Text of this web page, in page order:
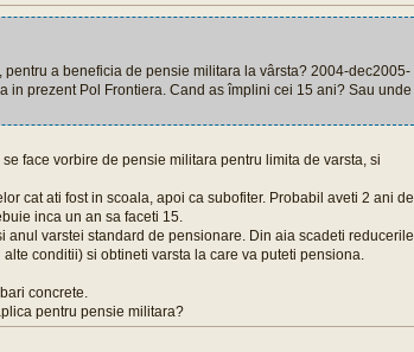
a beneficia de pensie militara la vârsta? 2004-dec2005-
prezent Pol Frontiera. Cand as împlini cei 15 ani? Sau unde
face vorbire de pensie militara pentru limita de varsta, si
cat ati fost in scoala, apoi ca subofiter. Probabil aveti 2 ani de
inca un an sa faceti 15.
anul varstei standard de pensionare. Din aia scadeti reducerile
conditii) si obtineti varsta la care va puteti pensiona.
concrete.
pentru pensie militara?